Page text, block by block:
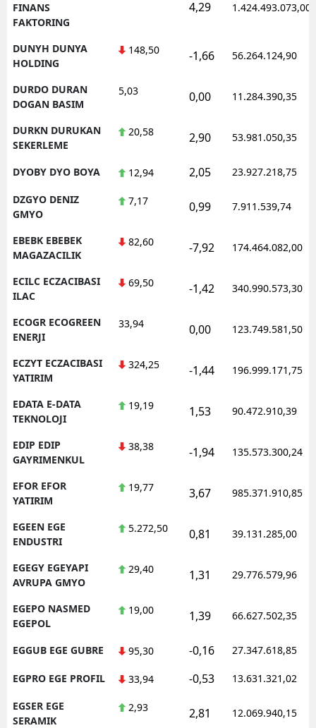
FINANS
FAKTORING
4,29 1.424.493.073,00
DUNYH DUNYA
HOLDING
148,50 -1,66 56.264.124,90
DURDO DURAN
DOGAN BASIM
5,03 0,00 11.284.390,35
DURKN DURUKAN
SEKERLEME
20,58 2,90 53.981.050,35
DYOBY DYO BOYA 12,94 2,05 23.927.218,75
DZGYO DENIZ
GMYO
7,17 0,99 7.911.539,74
EBEBK EBEBEK
MAGAZACILIK
82,60 -7,92 174.464.082,00
ECILC ECZACIBASI
ILAC
69,50 -1,42 340.990.573,30
ECOGR ECOGREEN
ENERJI
33,94 0,00 123.749.581,50
ECZYT ECZACIBASI
YATIRIM
324,25 -1,44 196.999.171,75
EDATA E-DATA
TEKNOLOJI
19,19 1,53 90.472.910,39
EDIP EDIP
GAYRIMENKUL
38,38 -1,94 135.573.300,24
EFOR EFOR
YATIRIM
19,77 3,67 985.371.910,85
EGEEN EGE
ENDUSTRI
5.272,50 0,81 39.131.285,00
EGEGY EGEYAPI
AVRUPA GMYO
29,40 1,31 29.776.579,96
EGEPO NASMED
EGEPOL
19,00 1,39 66.627.502,35
EGGUB EGE GUBRE 95,30 -0,16 27.347.618,85
EGPRO EGE PROFIL 33,94 -0,53 13.631.321,02
EGSER EGE
SERAMIK
2,93 2,81 12.069.940,15